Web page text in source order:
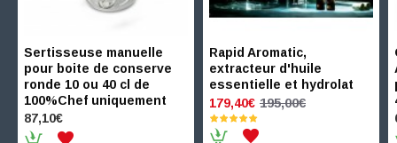
Sertisseuse manuelle
pour boite de conserve
ronde 10 ou 40 cl de
100%Chef uniquement
87,10€
Rapid Aromatic,
extracteur d'huile
essentielle et hydrolat
179,40€ 195,00€